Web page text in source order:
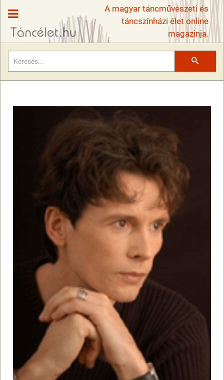
A magyar táncművészeti és
táncszínházi élet online
magazinja.